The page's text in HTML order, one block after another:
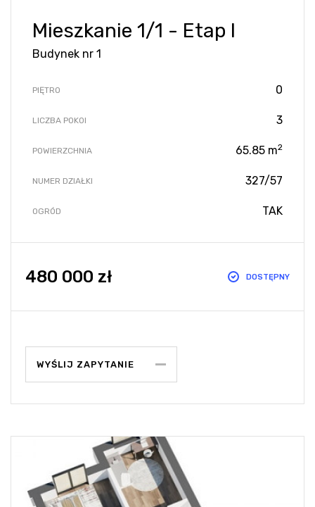
Mieszkanie 1/1 - Etap I
Budynek nr 1
PIĘTRO 0
LICZBA POKOI 3
POWIERZCHNIA 65.85 m2
NUMER DZIAŁKI 327/57
OGRÓD TAK
480 000 zł DOSTĘPNY
WYŚLIJ ZAPYTANIE